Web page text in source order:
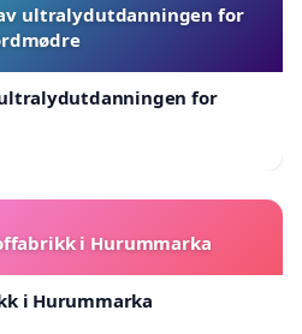
ultralydutdanningen for
for
i Hurummarka
i Hurummarka